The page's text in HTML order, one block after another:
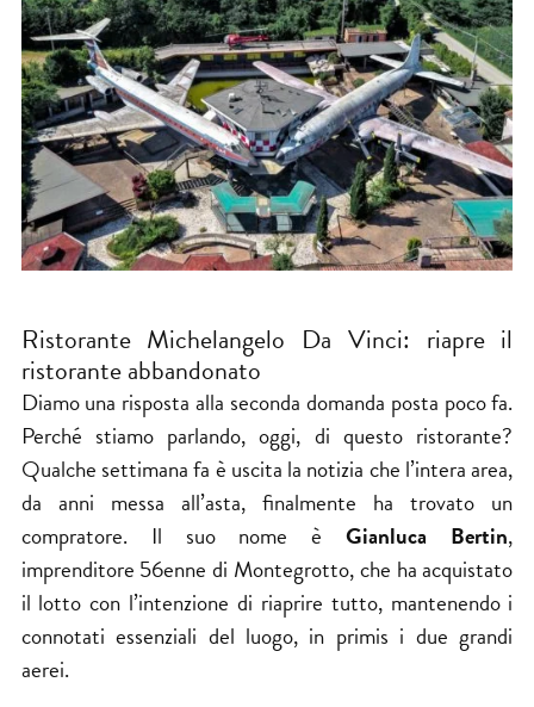
Ristorante Michelangelo Da Vinci: riapre il
ristorante abbandonato
Diamo una risposta alla seconda domanda posta poco fa.
Perché stiamo parlando, oggi, di questo ristorante?
Qualche settimana fa è uscita la notizia che l’intera area,
da anni messa all’asta, finalmente ha trovato un
compratore. Il suo nome èGianluca Bertin,
imprenditore 56enne di Montegrotto, che ha acquistato
il lotto con l’intenzione di riaprire tutto, mantenendo i
connotati essenziali del luogo, in primis i due grandi
aerei.